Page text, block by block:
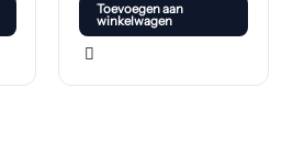
Toevoegen aan
winkelwagen